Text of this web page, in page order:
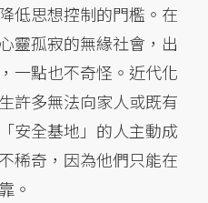
低思想控制的門檻。在
靈孤寂的無緣社會，出
一點也不奇怪。近代化
許多無法向家人或既有
安全基地」的人主動成
稀奇，因為他們只能在
。